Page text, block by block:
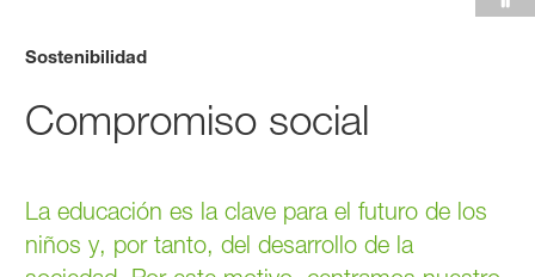
Sostenibilidad
Compromiso social
La educación es la clave para el futuro de los
niños y, por tanto, del desarrollo de la